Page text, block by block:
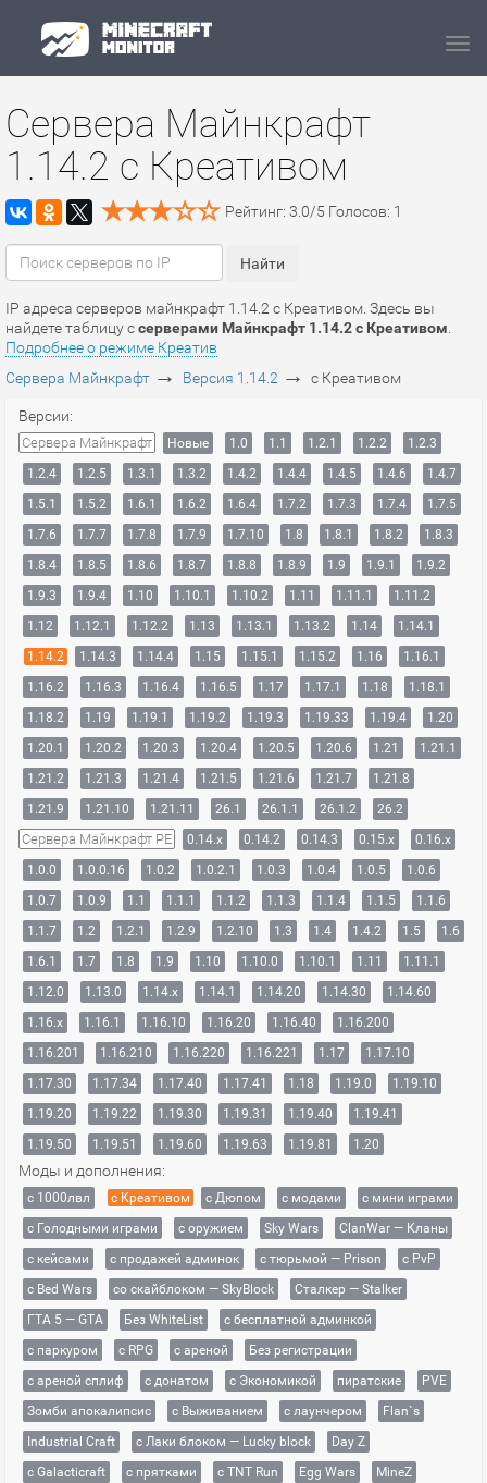
Сервера Майнкрафт
1.14.2 c Креативом
Рейтинг: 3.0/5 Голосов: 1
IP адреса серверов майнкрафт 1.14.2 c Креативом. Здесь вы
найдете таблицу ссерверами Майнкрафт 1.14.2 c Креативом
Подробнее о режиме Креатив
Сервера Майнкрафт → Версия 1.14.2 → c Креативом
Версии:
Сервера Майнкрафт Новые 1.0 1.1 1.2.1 1.2.2
1.2.3
1.2.4
1.2.5 1.3.1 1.3.2 1.4.2 1.4.4 1.4.5 1.4.6
1.4.7
1.5.1
1.5.2 1.6.1 1.6.2 1.6.4 1.7.2 1.7.3 1.7.4
1.7.5
1.7.6
1.7.7 1.7.8 1.7.9 1.7.10 1.8 1.8.1 1.8.2
1.8.3
1.8.4
1.8.5 1.8.6 1.8.7 1.8.8 1.8.9 1.9 1.9.1
1.9.2
1.9.3
1.9.4 1.10 1.10.1 1.10.2 1.11 1.11.1
1.11.2
1.12
1.12.1 1.12.2 1.13 1.13.1 1.13.2 1.14
1.14.1
1.14.2
1.14.3 1.14.4 1.15 1.15.1 1.15.2 1.16
1.16.1
1.16.2
1.16.3 1.16.4 1.16.5 1.17 1.17.1 1.18
1.18.1
1.18.2
1.19 1.19.1 1.19.2 1.19.3 1.19.33 1.19.4
1.20
1.20.1
1.20.2 1.20.3 1.20.4 1.20.5 1.20.6 1.21
1.21.1
1.21.2
1.21.3 1.21.4 1.21.5 1.21.6 1.21.7
1.21.8
1.21.9
1.21.10 1.21.11 26.1 26.1.1 26.1.2 26.2
Сервера Майнкрафт PE 0.14.x 0.14.2 0.14.3 0.15.x
0.16.x
1.0.0
1.0.0.16 1.0.2 1.0.2.1 1.0.3 1.0.4 1.0.5
1.0.6
1.0.7
1.0.9 1.1 1.1.1 1.1.2 1.1.3 1.1.4 1.1.5
1.1.6
1.1.7
1.2 1.2.1 1.2.9 1.2.10 1.3 1.4 1.4.2 1.5
1.6
1.6.1
1.7 1.8 1.9 1.10 1.10.0 1.10.1 1.11
1.11.1
1.12.0
1.13.0 1.14.x 1.14.1 1.14.20 1.14.30
1.14.60
1.16.x
1.16.1 1.16.10 1.16.20 1.16.40
1.16.200
1.16.201
1.16.210 1.16.220 1.16.221 1.17
1.17.10
1.17.30
1.17.34 1.17.40 1.17.41 1.18 1.19.0
1.19.10
1.19.20
1.19.22 1.19.30 1.19.31 1.19.40
1.19.41
1.19.50
1.19.51 1.19.60 1.19.63 1.19.81 1.20
Моды и дополнения:
с 1000лвл c Креативом с Дюпом с модами
с мини играми
с Голодными играми
с оружием Sky Wars
ClanWar — Кланы
с кейсами
с продажей админок с тюрьмой — Prison
с PvP
с Bed Wars
со скайблоком — SkyBlock
Сталкер — Stalker
ГТА 5 — GTA
Без WhiteList
с бесплатной админкой
с паркуром
с RPG с ареной
Без регистрации
с ареной сплиф
с донатом с Экономикой пиратские
PVE
Зомби апокалипсис
с Выживанием с лаунчером
Flan`s
Industrial Craft
с Лаки блоком — Lucky block
Day Z
с Galacticraft
с прятками с TNT Run Egg Wars
MineZ